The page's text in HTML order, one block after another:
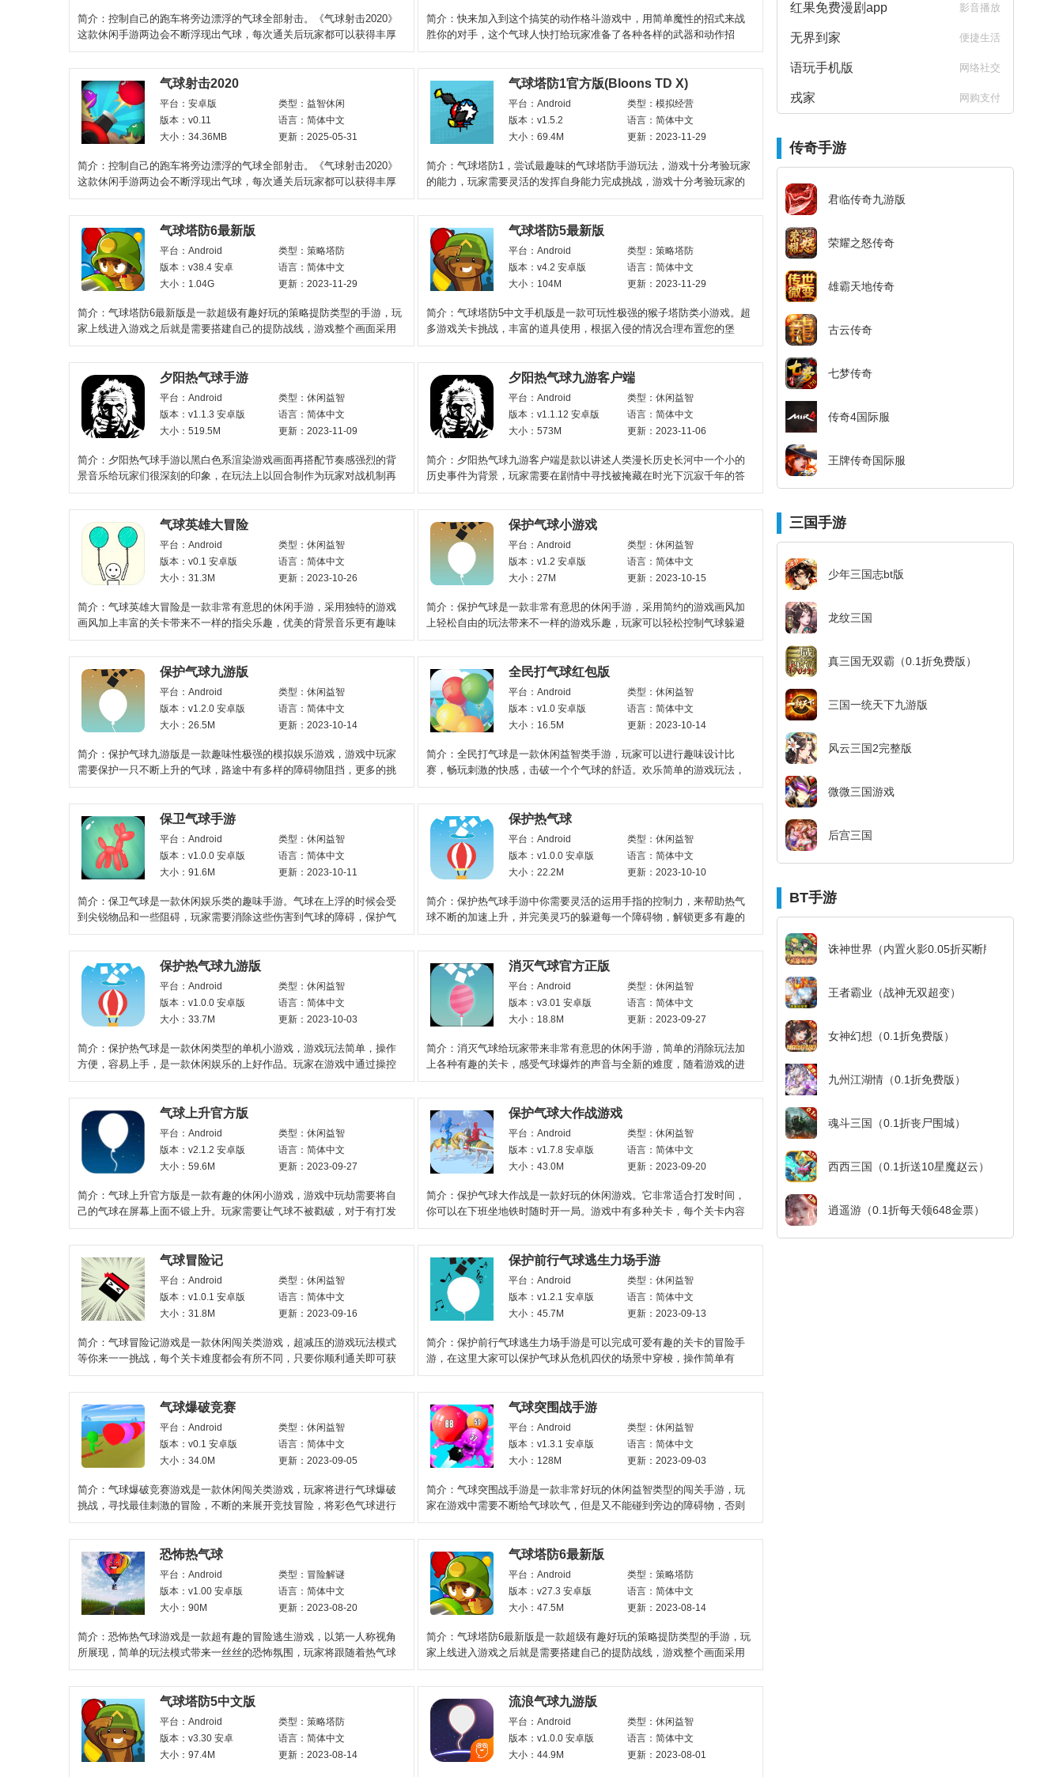
简介：控制自己的跑车将旁边漂浮的气球全部射击。《气球射击2020》
这款休闲手游两边会不断浮现出气球，每次通关后玩家都可以获得丰厚
的物资奖励，还可
简介：快来加入到这个搞笑的动作格斗游戏中，用简单魔性的招式来战
胜你的对手，这个气球人快打给玩家准备了各种各样的武器和动作招
式，你要在这里拿出你
气球射击2020
平台：安卓版
类型：益智休闲
版本：v0.11
语言：简体中文
大小：34.36MB
更新：2025-05-31
简介：控制自己的跑车将旁边漂浮的气球全部射击。《气球射击2020》
这款休闲手游两边会不断浮现出气球，每次通关后玩家都可以获得丰厚
的物资奖励，还可
气球塔防1官方版(Bloons TD X)
平台：Android
类型：模拟经营
版本：v1.5.2
语言：简体中文
大小：69.4M
更新：2023-11-29
简介：气球塔防1，尝试最趣味的气球塔防手游玩法，游戏十分考验玩家
的能力，玩家需要灵活的发挥自身能力完成挑战，游戏十分考验玩家的
策略对战能力，玩家需
气球塔防6最新版
平台：Android
类型：策略塔防
版本：v38.4 安卓
语言：简体中文
大小：1.04G
更新：2023-11-29
简介：气球塔防6最新版是一款超级有趣好玩的策略提防类型的手游，玩
家上线进入游戏之后就是需要搭建自己的提防战线，游戏整个画面采用
3D技术设计，场景
气球塔防5最新版
平台：Android
类型：策略塔防
版本：v4.2 安卓版
语言：简体中文
大小：104M
更新：2023-11-29
简介：气球塔防5中文手机版是一款可玩性极强的猴子塔防类小游戏。超
多游戏关卡挑战，丰富的道具使用，根据入侵的情况合理布置您的堡
垒，搭配好的武器装
夕阳热气球手游
平台：Android
类型：休闲益智
版本：v1.1.3 安卓版
语言：简体中文
大小：519.5M
更新：2023-11-09
简介：夕阳热气球手游以黑白色系渲染游戏画面再搭配节奏感强烈的背
景音乐给玩家们很深刻的印象，在玩法上以回合制作为玩家对战机制再
加上策略性的独
夕阳热气球九游客户端
平台：Android
类型：休闲益智
版本：v1.1.12 安卓版
语言：简体中文
大小：573M
更新：2023-11-06
简介：夕阳热气球九游客户端是款以讲述人类漫长历史长河中一个小的
历史事件为背景，玩家需要在剧情中寻找被掩藏在时光下沉寂千年的答
案真相，喜欢探求
气球英雄大冒险
平台：Android
类型：休闲益智
版本：v0.1 安卓版
语言：简体中文
大小：31.3M
更新：2023-10-26
简介：气球英雄大冒险是一款非常有意思的休闲手游，采用独特的游戏
画风加上丰富的关卡带来不一样的指尖乐趣，优美的背景音乐更有趣味
十足的游戏体验，每
保护气球小游戏
平台：Android
类型：休闲益智
版本：v1.2 安卓版
语言：简体中文
大小：27M
更新：2023-10-15
简介：保护气球是一款非常有意思的休闲手游，采用简约的游戏画风加
上轻松自由的玩法带来不一样的游戏乐趣，玩家可以轻松控制气球躲避
各种障碍物陷阱等
保护气球九游版
平台：Android
类型：休闲益智
版本：v1.2.0 安卓版
语言：简体中文
大小：26.5M
更新：2023-10-14
简介：保护气球九游版是一款趣味性极强的模拟娱乐游戏，游戏中玩家
需要保护一只不断上升的气球，路途中有多样的障碍物阻挡，更多的挑
战难度选择游戏，趣味
全民打气球红包版
平台：Android
类型：休闲益智
版本：v1.0 安卓版
语言：简体中文
大小：16.5M
更新：2023-10-14
简介：全民打气球是一款休闲益智类手游，玩家可以进行趣味设计比
赛，畅玩刺激的快感，击破一个个气球的舒适。欢乐简单的游戏玩法，
游戏中玩家还可以与其他
保卫气球手游
平台：Android
类型：休闲益智
版本：v1.0.0 安卓版
语言：简体中文
大小：91.6M
更新：2023-10-11
简介：保卫气球是一款休闲娱乐类的趣味手游。气球在上浮的时候会受
到尖锐物品和一些阻碍，玩家需要消除这些伤害到气球的障碍，保护气
球一路上升。游戏
保护热气球
平台：Android
类型：休闲益智
版本：v1.0.0 安卓版
语言：简体中文
大小：22.2M
更新：2023-10-10
简介：保护热气球手游中你需要灵活的运用手指的控制力，来帮助热气
球不断的加速上升，并完美灵巧的躲避每一个障碍物，解锁更多有趣的
关卡来体验不同的游
保护热气球九游版
平台：Android
类型：休闲益智
版本：v1.0.0 安卓版
语言：简体中文
大小：33.7M
更新：2023-10-03
简介：保护热气球是一款休闲类型的单机小游戏，游戏玩法简单，操作
方便，容易上手，是一款休闲娱乐的上好作品。玩家在游戏中通过操控
手机屏幕上的黑洞，来吞
消灭气球官方正版
平台：Android
类型：休闲益智
版本：v3.01 安卓版
语言：简体中文
大小：18.8M
更新：2023-09-27
简介：消灭气球给玩家带来非常有意思的休闲手游，简单的消除玩法加
上各种有趣的关卡，感受气球爆炸的声音与全新的难度，随着游戏的进
程难度将会越来越大
气球上升官方版
平台：Android
类型：休闲益智
版本：v2.1.2 安卓版
语言：简体中文
大小：59.6M
更新：2023-09-27
简介：气球上升官方版是一款有趣的休闲小游戏，游戏中玩劫需要将自
己的气球在屏幕上面不锻上升。玩家需要让气球不被戳破，对于有打发
时间的朋友来说。
保护气球大作战游戏
平台：Android
类型：休闲益智
版本：v1.7.8 安卓版
语言：简体中文
大小：43.0M
更新：2023-09-20
简介：保护气球大作战是一款好玩的休闲游戏。它非常适合打发时间，
你可以在下班坐地铁时随时开一局。游戏中有多种关卡，每个关卡内容
都不同，你需要使用
气球冒险记
平台：Android
类型：休闲益智
版本：v1.0.1 安卓版
语言：简体中文
大小：31.8M
更新：2023-09-16
简介：气球冒险记游戏是一款休闲闯关类游戏，超减压的游戏玩法模式
等你来一一挑战，每个关卡难度都会有所不同，只要你顺利通关即可获
得游戏胜利，感兴趣的
保护前行气球逃生力场手游
平台：Android
类型：休闲益智
版本：v1.2.1 安卓版
语言：简体中文
大小：45.7M
更新：2023-09-13
简介：保护前行气球逃生力场手游是可以完成可爱有趣的关卡的冒险手
游，在这里大家可以保护气球从危机四伏的场景中穿梭，操作简单有
趣，实用性很强，大家在
气球爆破竞赛
平台：Android
类型：休闲益智
版本：v0.1 安卓版
语言：简体中文
大小：34.0M
更新：2023-09-05
简介：气球爆破竞赛游戏是一款休闲闯关类游戏，玩家将进行气球爆破
挑战，寻找最佳刺激的冒险，不断的来展开竞技冒险，将彩色气球进行
爆破击碎才能获得关卡
气球突围战手游
平台：Android
类型：休闲益智
版本：v1.3.1 安卓版
语言：简体中文
大小：128M
更新：2023-09-03
简介：气球突围战手游是一款非常好玩的休闲益智类型的闯关手游，玩
家在游戏中需要不断给气球吹气，但是又不能碰到旁边的障碍物，否则
就会爆炸，非常考验玩
恐怖热气球
平台：Android
类型：冒险解谜
版本：v1.00 安卓版
语言：简体中文
大小：90M
更新：2023-08-20
简介：恐怖热气球游戏是一款超有趣的冒险逃生游戏，以第一人称视角
所展现，简单的玩法模式带来一丝丝的恐怖氛围，玩家将跟随着热气球
进行奔跑，在完成相关
气球塔防6最新版
平台：Android
类型：策略塔防
版本：v27.3 安卓版
语言：简体中文
大小：47.5M
更新：2023-08-14
简介：气球塔防6最新版是一款超级有趣好玩的策略提防类型的手游，玩
家上线进入游戏之后就是需要搭建自己的提防战线，游戏整个画面采用
3D技术设计，场景
气球塔防5中文版
平台：Android
类型：策略塔防
版本：v3.30 安卓
语言：简体中文
大小：97.4M
更新：2023-08-14
流浪气球九游版
平台：Android
类型：休闲益智
版本：v1.0.0 安卓版
语言：简体中文
大小：44.9M
更新：2023-08-01
红果免费漫剧app 影音播放
无界到家 便捷生活
语玩手机版 网络社交
戎家 网购支付
传奇手游
君临传奇九游版
荣耀之怒传奇
雄霸天地传奇
古云传奇
七梦传奇
传奇4国际服
王牌传奇国际服
三国手游
少年三国志bt版
龙纹三国
真三国无双霸（0.1折免费版）
三国一统天下九游版
风云三国2完整版
微微三国游戏
后宫三国
BT手游
诛神世界（内置火影0.05折买断版）
王者霸业（战神无双超变）
女神幻想（0.1折免费版）
九州江湖情（0.1折免费版）
魂斗三国（0.1折丧尸围城）
西西三国（0.1折送10星魔赵云）
逍遥游（0.1折每天领648金票）